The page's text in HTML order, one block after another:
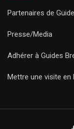
Partenaires de
Presse/Media
Adhérer à Guides
Mettre une visite en